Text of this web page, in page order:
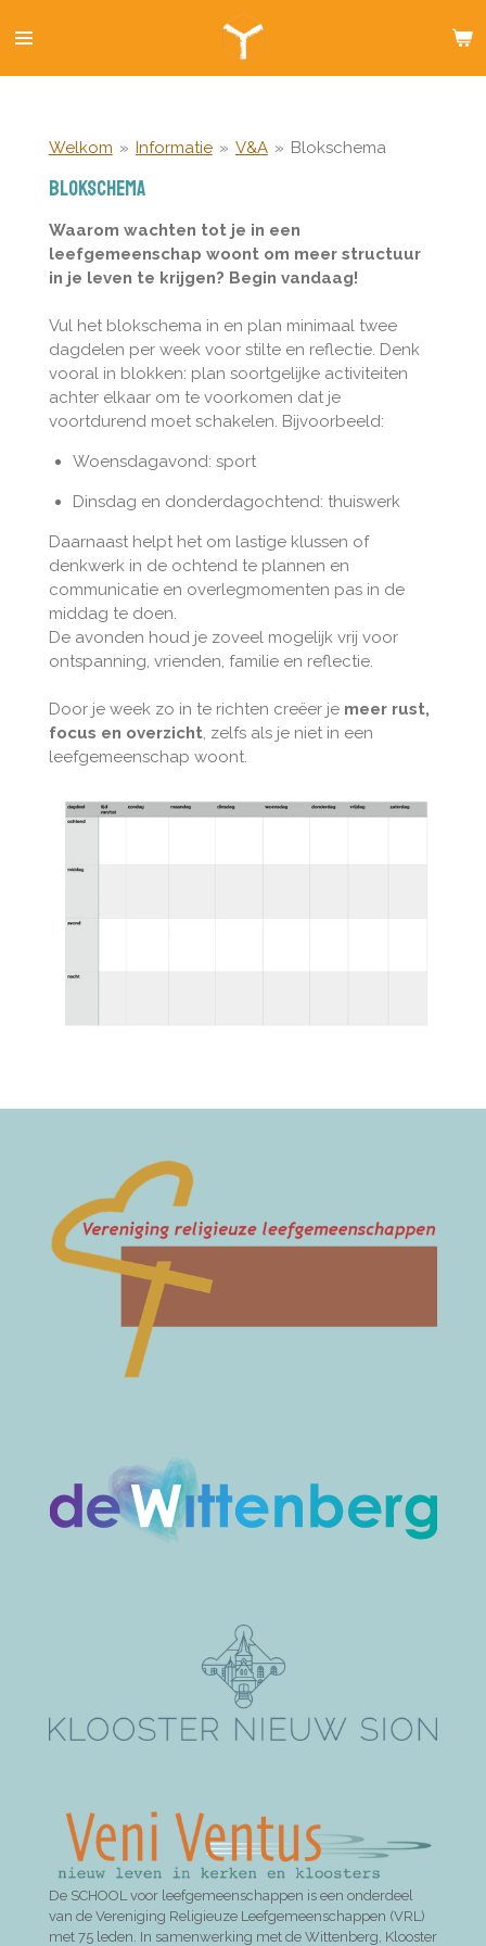
direct
Welkom » Informatie » V&A » Blokschema
Blokschema
Waarom wachten tot je in een
leefgemeenschap woont om meer structuur
in je leven te krijgen? Begin vandaag!
Vul het blokschema in en plan minimaal twee
dagdelen per week voor stilte en reflectie. Denk
vooral in blokken: plan soortgelijke activiteiten
achter elkaar om te voorkomen dat je
voortdurend moet schakelen. Bijvoorbeeld:
Woensdagavond: sport
Dinsdag en donderdagochtend: thuiswerk
Daarnaast helpt het om lastige klussen of
denkwerk in de ochtend te plannen en
communicatie en overlegmomenten pas in de
middag te doen.
De avonden houd je zoveel mogelijk vrij voor
ontspanning, vrienden, familie en reflectie.
Door je week zo in te richten creëer je meer rust,
focus en overzicht, zelfs als je niet in een
leefgemeenschap woont.
De SCHOOL voor leefgemeenschappen is een onderdeel
van de Vereniging Religieuze Leefgemeenschappen (VRL)
met 75 leden. In samenwerking met de Wittenberg, Klooster